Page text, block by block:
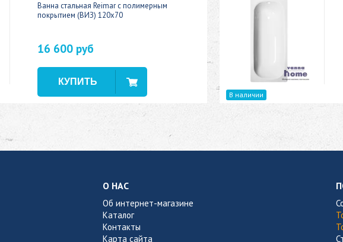
Ванна стальная Reimar с полимерным
покрытием (ВИЗ) 120x70
16 600 руб
В наличии
О НАС
Об интернет-магазине
Каталог
Контакты
Карта сайта